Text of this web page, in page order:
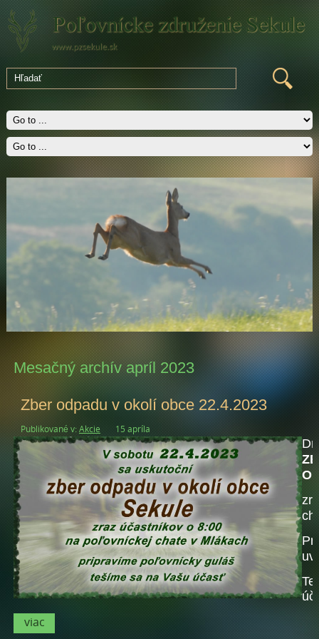
Mesačný archív apríl 2023
Zber odpadu v okolí obce 22.4.2023
Publikované v:Akcie 15 apríla
viac